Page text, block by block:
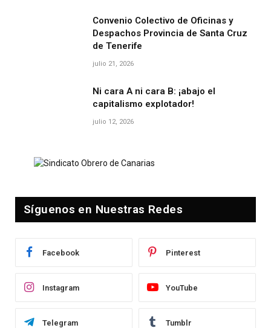
Convenio Colectivo de Oficinas y
Despachos Provincia de Santa Cruz
de Tenerife
julio 21, 2026
Ni cara A ni cara B: ¡abajo el
capitalismo explotador!
julio 12, 2026
Síguenos en Nuestras Redes
Facebook Pinterest
Instagram YouTube
Telegram Tumblr